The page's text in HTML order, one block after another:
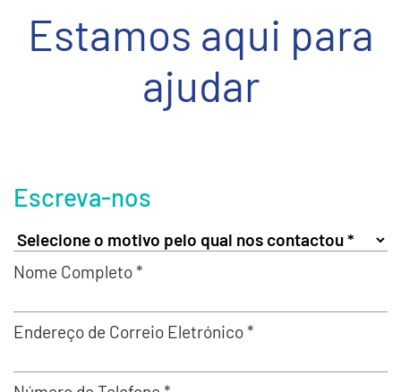
Estamos aqui para
ajudar
Escreva-nos
Nome Completo *
Endereço de Correio Eletrónico *